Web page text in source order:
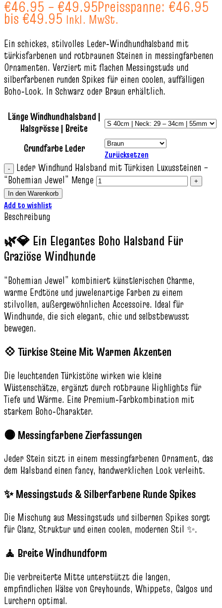
€46.95 – €49.95Preisspanne: €46.95
bis €49.95 Inkl. MwSt.
Ein schickes, stilvolles Leder‑Windhundhalsband mit
türkisfarbenen und rotbraunen Steinen in messingfarbenen
Ornamenten. Verziert mit flachen Messingstuds und
silberfarbenen runden Spikes für einen coolen, auffälligen
Boho‑Look. In Schwarz oder Braun erhältlich.
Länge Windhundhalsband |
Halsgrösse | Breite
Grundfarbe Leder
Zurücksetzen
Leder Windhund Halsband mit Türkisen Luxussteinen –
“Bohemian Jewel” Menge
In den Warenkorb
Add to wishlist
Beschreibung
🌿💎 Ein Elegantes Boho Halsband Für
Graziöse Windhunde
“Bohemian Jewel” kombiniert künstlerischen Charme,
warme Erdtöne und juwelenartige Farben zu einem
stilvollen, außergewöhnlichen Accessoire. Ideal für
Windhunde, die sich elegant, chic und selbstbewusst
bewegen.
💠 Türkise Steine Mit Warmen Akzenten
Die leuchtenden Türkistöne wirken wie kleine
Wüstenschätze, ergänzt durch rotbraune Highlights für
Tiefe und Wärme. Eine Premium‑Farbkombination mit
starkem Boho‑Charakter.
🟡 Messingfarbene Zierfassungen
Jeder Stein sitzt in einem messingfarbenen Ornament, das
dem Halsband einen fancy, handwerklichen Look verleiht.
✨ Messingstuds & Silberfarbene Runde Spikes
Die Mischung aus Messingstuds und silbernen Spikes sorgt
für Glanz, Struktur und einen coolen, modernen Stil ✨.
🧘 Breite Windhundform
Die verbreiterte Mitte unterstützt die langen,
empfindlichen Hälse von Greyhounds, Whippets, Galgos und
Lurchern optimal.